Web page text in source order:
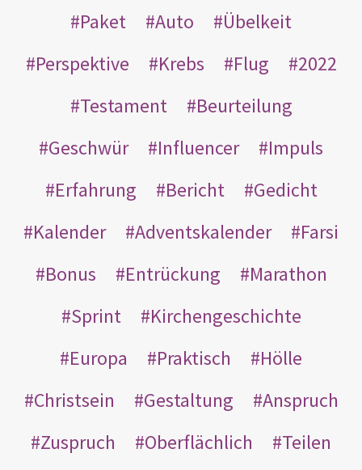
Paket
Auto
Übelkeit
Perspektive
Krebs Flug
2022
Testament
Beurteilung
Geschwür
Influencer
Impuls
Erfahrung
Bericht
Gedicht
Kalender
Adventskalender
Farsi
Bonus
Entrückung
Marathon
Sprint
Kirchengeschichte
Europa
Praktisch
Hölle
Christsein
Gestaltung
Anspruch
Zuspruch
Oberflächlich
Teilen